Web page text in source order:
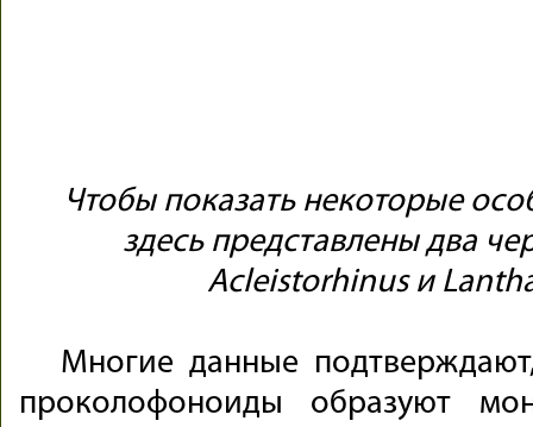
Чтобы показать некоторые
здесь представлены два
Acleistorhinus и
Многие данные
проколофоноиды образуют